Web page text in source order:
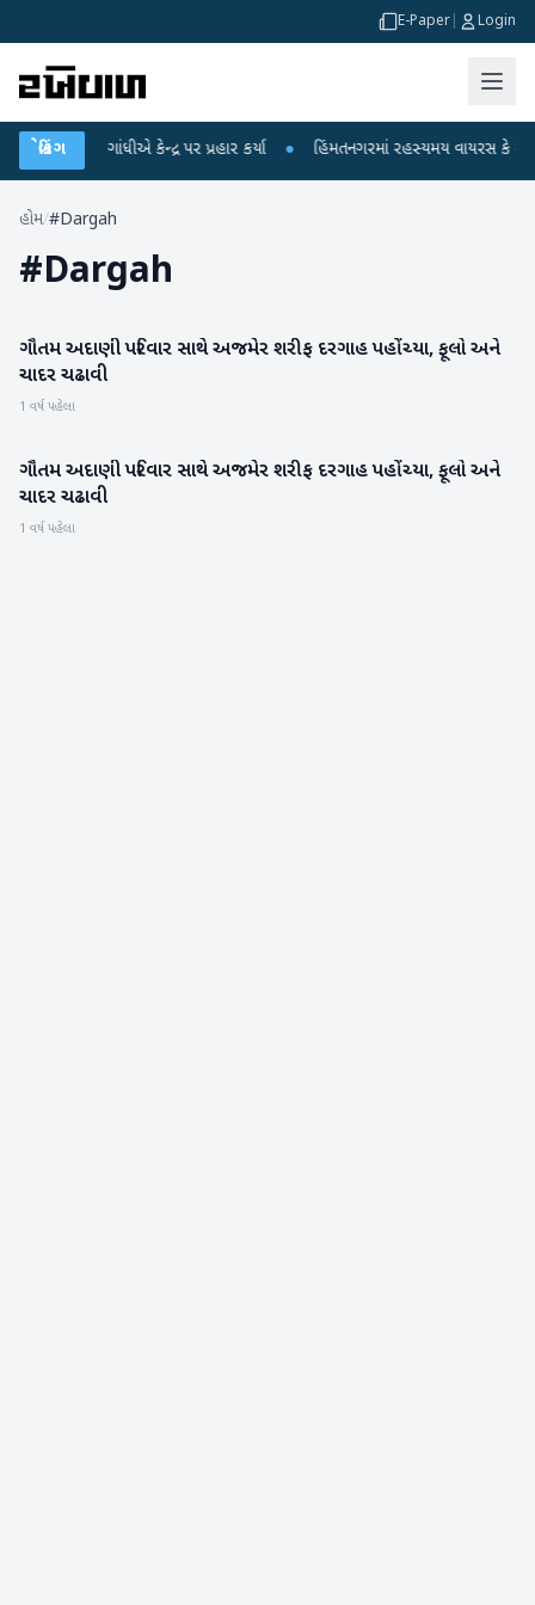
E-Paper Login
બ્રેકિંગ
પર રાહુલ ગાંધીએ કેન્દ્ર પર પ્રહાર કર્યા ● હિંમતનગરમાં રહસ્યમય વાયરસ કે
હોમ/#Dargah
#Dargah
રાષ્ટ્રીય
ગૌતમ અદાણી પરિવાર સાથે અજમેર શરીફ દરગાહ પહોંચ્યા, ફૂલો અને
ચાદર ચઢાવી
1 વર્ષ પહેલા
બિઝનેસ
ગૌતમ અદાણી પરિવાર સાથે અજમેર શરીફ દરગાહ પહોંચ્યા, ફૂલો અને
ચાદર ચઢાવી
1 વર્ષ પહેલા